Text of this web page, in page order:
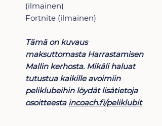
(ilmainen)
Fortnite (ilmainen)
Tämä on kuvaus
maksuttomasta Harrastamisen
Mallin kerhosta. Mikäli haluat
tutustua kaikille avoimiin
peliklubeihin löydät lisätietoja
osoitteesta incoach.fi/peliklubit